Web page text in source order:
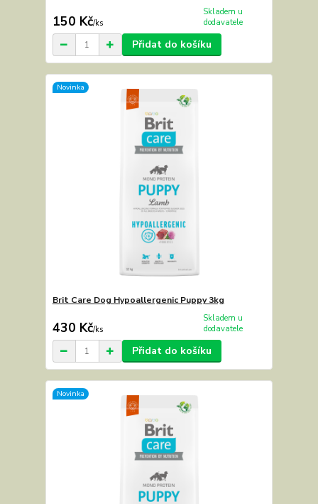
150 Kč/ks
Skladem u
dodavatele
Přidat do košíku
Novinka
Brit Care Dog Hypoallergenic Puppy 3kg
430 Kč/ks
Skladem u
dodavatele
Přidat do košíku
Novinka